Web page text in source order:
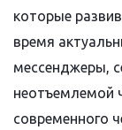
которые
время
мессенджеры,
неотъемлемой
современного